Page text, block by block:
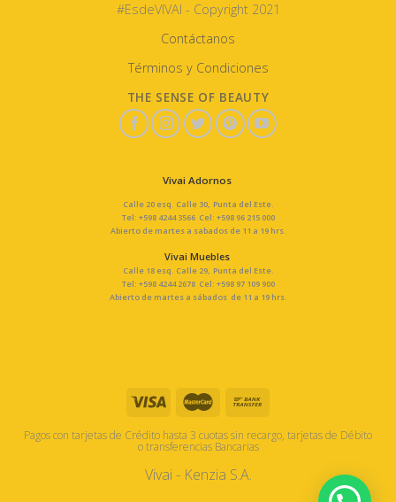
#EsdeVIVAI - Copyright 2021
Contáctanos
Términos y Condiciones
THE SENSE OF BEAUTY
Vivai Adornos
Calle 20 esq. Calle 30, Punta del Este.
Tel: +598 4244 3566 Cel: +598 96 215 000
Abierto de martes a sabados de 11 a 19 hrs.
Vivai Muebles
Calle 18 esq. Calle 29, Punta del Este.
Tel: +598 4244 2678 Cel: +598 97 109 900
Abierto de martes a sábados de 11 a 19 hrs.
Pagos con tarjetas de Crédito hasta 3 cuotas sin recargo, tarjetas de Débito
o transferencias Bancarias
Vivai - Kenzia S.A.